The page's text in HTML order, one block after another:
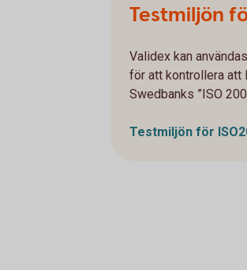
Testmiljön
Validex kan
för att kontrollera att
Swedbanks ”ISO
Testmiljön för